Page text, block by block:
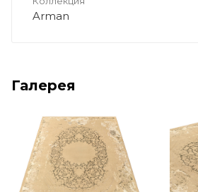
Arman
Галерея